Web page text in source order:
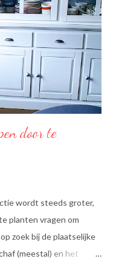
instandhouding van een
Becel Dieetolie geeft
met behoud van de
warme toepassing
door te
wordt steeds groter,
planten vragen om
zoek bij de plaatselijke
(meestal) en het